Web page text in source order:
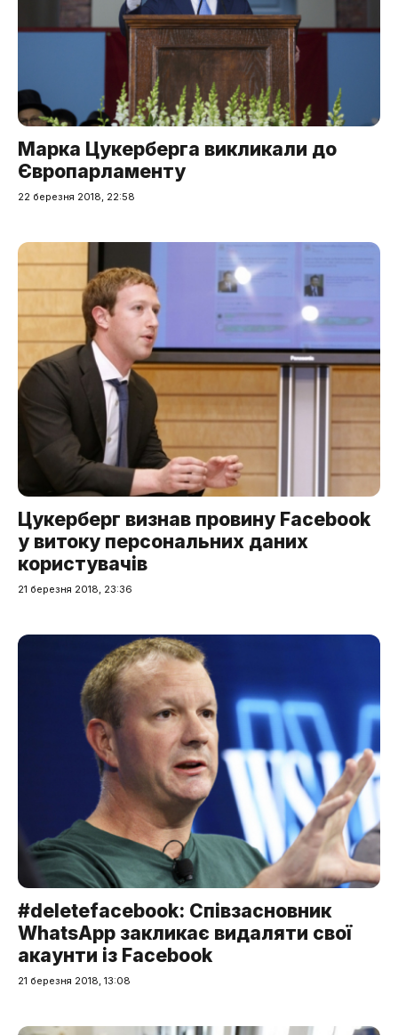
Марка Цукерберга викликали до
Європарламенту
22 березня 2018, 22:58
Цукерберг визнав провину Facebook
у витоку персональних даних
користувачів
21 березня 2018, 23:36
#deletefacebook: Співзасновник
WhatsApp закликає видаляти свої
акаунти із Facebook
21 березня 2018, 13:08